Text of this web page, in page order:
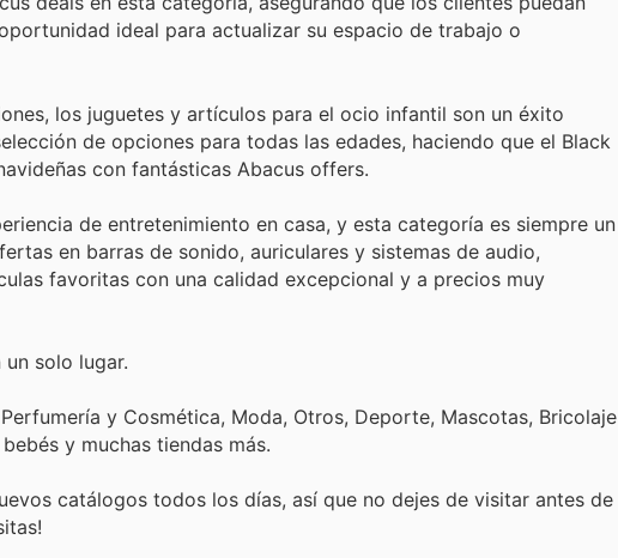
ideal para actualizar su espacio de trabajo o
los juguetes y artículos para el ocio infantil son un éxito
de opciones para todas las edades, haciendo que el Black
con fantásticas Abacus offers.
de entretenimiento en casa, y esta categoría es siempre un
en barras de sonido, auriculares y sistemas de audio,
favoritas con una calidad excepcional y a precios muy
solo lugar.
y Cosmética, Moda, Otros, Deporte, Mascotas, Bricolaje
y muchas tiendas más.
catálogos todos los días, así que no dejes de visitar antes de